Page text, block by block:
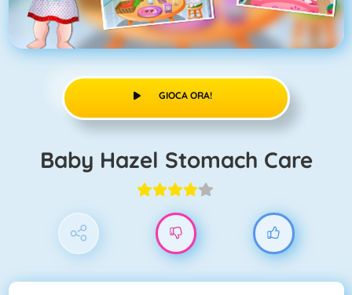
GIOCA ORA!
Baby Hazel Stomach Care